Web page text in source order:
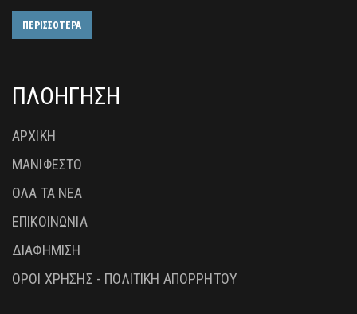
ΠΕΡΙΣΣΟΤΕΡΑ
ΠΛΟΗΓΗΣΗ
ΑΡΧΙΚΗ
ΜΑΝΙΦΕΣΤΟ
ΟΛΑ ΤΑ ΝΕΑ
ΕΠΙΚΟΙΝΩΝΙΑ
ΔΙΑΦΗΜΙΣΗ
ΟΡΟΙ ΧΡΗΣΗΣ - ΠΟΛΙΤΙΚΗ ΑΠΟΡΡΗΤΟΥ